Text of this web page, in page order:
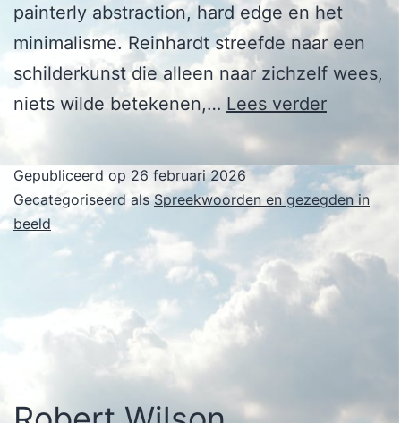
painterly abstraction, hard edge en het
minimalisme. Reinhardt streefde naar een
schilderkunst die alleen naar zichzelf wees,
niets wilde betekenen,… Lees verderAd
Gepubliceerd op 26 februari 2026
Gecategoriseerd alsSpreekwoorden en gezegden in
beeld